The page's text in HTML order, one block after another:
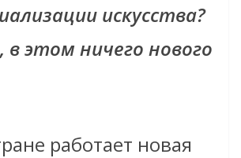
искусства?
этом ничего нового
работает новая